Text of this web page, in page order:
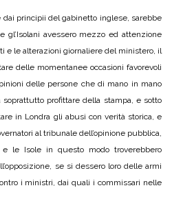
dai principii del gabinetto inglese, sarebbe
gl’Isolani avessero mezzo ed attenzione
e le alterazioni giornaliere del ministero, il
delle momentanee occasioni favorevoli
delle persone che di mano in mano
profittare della stampa, e sotto
in Londra gli abusi con verità storica, e
al tribunale dell’opinione pubblica,
e le Isole in questo modo troverebbero
se si dessero loro delle armi
i ministri, dai quali i commissari nelle